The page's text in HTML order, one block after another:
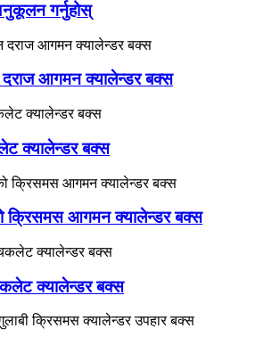
गर्नुहोस्
आगमन क्यालेन्डर बक्स
क्यालेन्डर बक्स
क्रिसमस आगमन क्यालेन्डर बक्स
क्यालेन्डर बक्स